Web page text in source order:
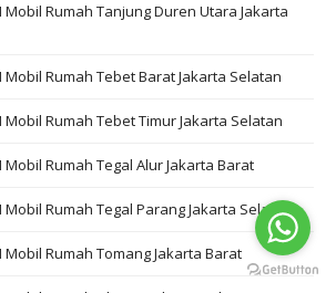
Mobil Rumah Tanjung Duren Utara Jakarta
Mobil Rumah Tebet Barat Jakarta Selatan
Mobil Rumah Tebet Timur Jakarta Selatan
Mobil Rumah Tegal Alur Jakarta Barat
Mobil Rumah Tegal Parang Jakarta Selatan
Mobil Rumah Tomang Jakarta Barat